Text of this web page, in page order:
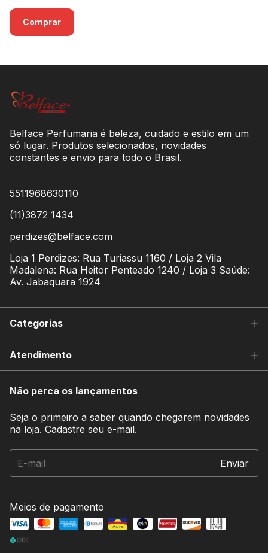
Comprar
Belface Perfumaria é beleza, cuidado e estilo em um
só lugar. Produtos selecionados, novidades
constantes e envio para todo o Brasil.
5511968630110
(11)3872 1434
perdizes@belface.com
Loja 1 Perdizes: Rua Turiassu 1160 / Loja 2 Vila
Madalena: Rua Heitor Penteado 1240 / Loja 3 Saúde:
Av. Jabaquara 1924
Categorias
Atendimento
Não perca os lançamentos
Seja o primeiro a saber quando chegarem novidades
na loja. Cadastre seu e-mail.
Meios de pagamento